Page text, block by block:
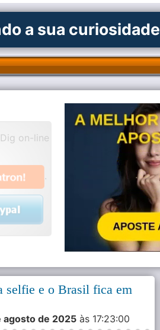
a sua curiosidade
on-line
.
selfie e o Brasil fica em
agosto de 2025 às 17:23:00